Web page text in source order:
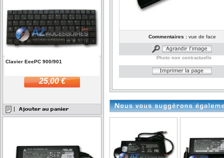
Clavier EeePC 900/901
25,00 €
Commentaires :vue de face
Photo non contractuelle